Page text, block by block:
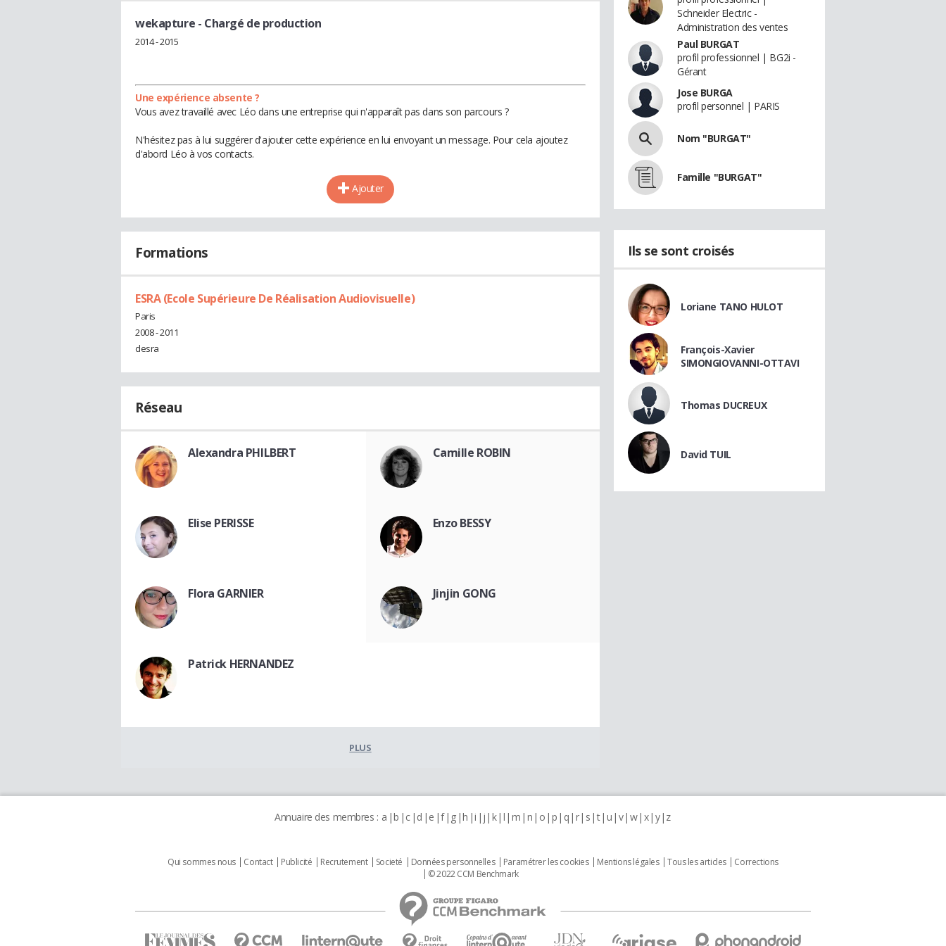
wekapture - Chargé de production
2014 - 2015
Une expérience absente ?
Vous avez travaillé avec Léo dans une entreprise qui n'apparaît pas dans son parcours ?
N'hésitez pas à lui suggérer d'ajouter cette expérience en lui envoyant un message. Pour cela ajoutez
d'abord Léo à vos contacts.
Ajouter
Formations
ESRA (Ecole Supérieure De Réalisation Audiovisuelle)
Paris
2008 - 2011
desra
Réseau
Alexandra PHILBERT Camille ROBIN
Elise PERISSE Enzo BESSY
Flora GARNIER Jinjin GONG
Patrick HERNANDEZ
PLUS
Schneider Electric -
Administration des ventes
Paul BURGAT
profil professionnel | BG2i -
Gérant
Jose BURGA
profil personnel | PARIS
Nom "BURGAT"
Famille "BURGAT"
Ils se sont croisés
Loriane TANO HULOT
François-Xavier
SIMONGIOVANNI-OTTAVI
Thomas DUCREUX
David TUIL
Annuaire des membres : a b c d e f g h i j k l m n o p q r s t u v w x y z
Qui sommes nous Contact Publicité Recrutement Societé Données personnelles Paramétrer les cookies Mentions légales Tous les articles
Corrections
© 2022 CCM Benchmark